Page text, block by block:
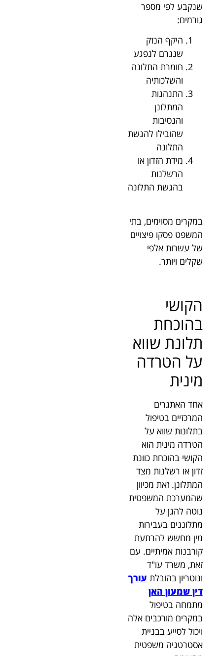
שנקבע לפי מספר
גורמים:
היקף הנזק
שנגרם לנפגע
חומרת התלונה
והשלכותיה
התנהגות
המתלונן
והנסיבות
שהובילו להגשת
התלונה
מידת הזדון או
הרשלנות
בהגשת התלונה
במקרים מסוימים, בתי
המשפט פסקו פיצויים
של עשרות אלפי
שקלים ויותר.
הקושי
בהוכחת
תלונת שווא
על הטרדה
מינית
אחד האתגרים
המרכזיים בטיפול
בתלונות שווא על
הטרדה מינית הוא
הקושי בהוכחת כוונת
זדון או רשלנות מצד
המתלונן. זאת מכיוון
שהמערכת המשפטית
נוטה להגן על
מתלוננים בעבירות
מין מחשש להרתעת
קורבנות אמיתיים. עם
זאת, משרד עו"ד
ונוטריון בהובלת עורך
דין שמעון האן
מתמחה בטיפול
במקרים מורכבים אלה
ויכול לסייע בבניית
אסטרטגיה משפטית